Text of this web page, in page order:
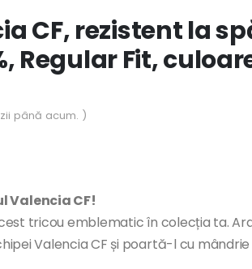
CF, rezistent la
Regular Fit,
până acum. )
Valencia CF!
tricou emblematic în colecția ta.
Valencia CF și poartă-l cu mândrie